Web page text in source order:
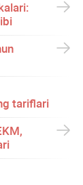
tariflari